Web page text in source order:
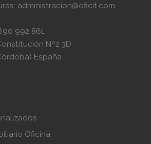
administracion@oficit.com
992 861
Nº2 3D
España
Oficina